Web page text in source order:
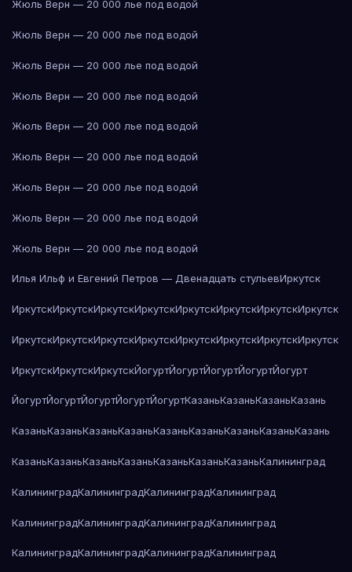
Жюль Верн — 20 000 лье под водой
Жюль Верн — 20 000 лье под водой
Жюль Верн — 20 000 лье под водой
Жюль Верн — 20 000 лье под водой
Жюль Верн — 20 000 лье под водой
Жюль Верн — 20 000 лье под водой
Жюль Верн — 20 000 лье под водой
Жюль Верн — 20 000 лье под водой
Жюль Верн — 20 000 лье под водой
Илья Ильф и Евгений Петров — Двенадцать стульевИркутск
ИркутскИркутскИркутскИркутскИркутскИркутскИркутскИркутск
ИркутскИркутскИркутскИркутскИркутскИркутскИркутскИркутск
ИркутскИркутскИркутскЙогуртЙогуртЙогуртЙогуртЙогурт
ЙогуртЙогуртЙогуртЙогуртЙогуртКазаньКазаньКазаньКазань
КазаньКазаньКазаньКазаньКазаньКазаньКазаньКазаньКазань
КазаньКазаньКазаньКазаньКазаньКазаньКазаньКалининград
КалининградКалининградКалининградКалининград
КалининградКалининградКалининградКалининград
КалининградКалининградКалининградКалининград